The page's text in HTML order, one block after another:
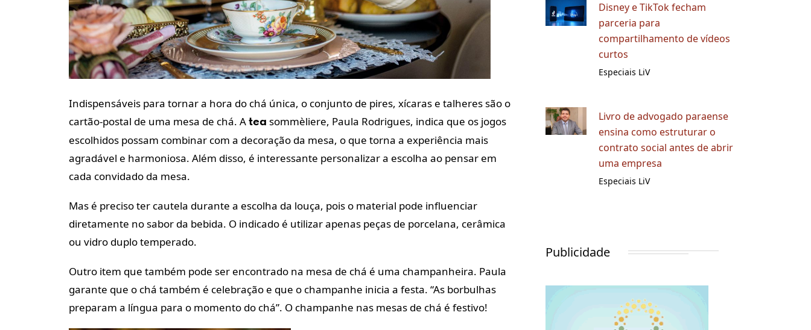
Indispensáveis para tornar a hora do chá única, o conjunto de pires, xícaras e talheres são o
cartão-postal de uma mesa de chá. A tea sommèliere, Paula Rodrigues, indica que os jogos
escolhidos possam combinar com a decoração da mesa, o que torna a experiência mais
agradável e harmoniosa. Além disso, é interessante personalizar a escolha ao pensar em
cada convidado da mesa.
Mas é preciso ter cautela durante a escolha da louça, pois o material pode influenciar
diretamente no sabor da bebida. O indicado é utilizar apenas peças de porcelana, cerâmica
ou vidro duplo temperado.
Outro item que também pode ser encontrado na mesa de chá é uma champanheira. Paula
garante que o chá também é celebração e que o champanhe inicia a festa. “As borbulhas
preparam a língua para o momento do chá”. O champanhe nas mesas de chá é festivo!
Disney e TikTok fecham
parceria para
compartilhamento de vídeos
curtos
Especiais LiV
Livro de advogado paraense
ensina como estruturar o
contrato social antes de abrir
uma empresa
Especiais LiV
Publicidade